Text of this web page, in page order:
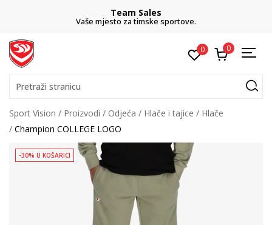
Team Sales
Vaše mjesto za timske sportove.
0 0
Pretraži stranicu
Sport Vision Proizvodi Odjeća Hlače i tajice
Hlače
Champion COLLEGE LOGO
-30% U KOŠARICI